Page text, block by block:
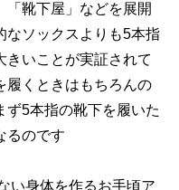
「靴下屋」などを展開
なソックスよりも5本指
きいことが実証されて
履くときはもちろんの
ず5本指の靴下を履いた
るのです
身体を作るお手頃ア